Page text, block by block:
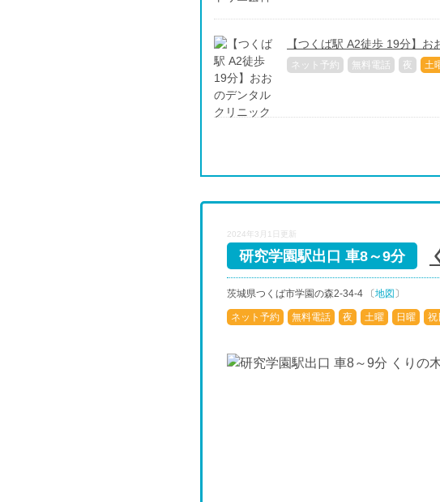
【つくば駅 A2徒歩 19分】
ネット予約 無料電話 夜 土
2024年3月1日更新
研究学園駅出口 車8～9分
茨城県つくば市学園の森2-34-4 〔地図 〕
ネット予約 無料電話 夜 土曜 日曜 祝